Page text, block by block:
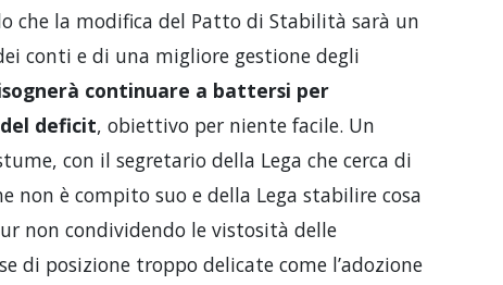
che la modifica del Patto di Stabilità sarà un
conti e di una migliore gestione degli
continuare a battersi per
deficit, obiettivo per niente facile. Un
con il segretario della Lega che cerca di
non è compito suo e della Lega stabilire cosa
non condividendo le vistosità delle
di posizione troppo delicate come l’adozione